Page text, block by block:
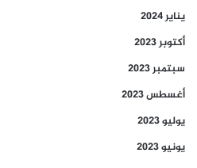
يناير 2024
أكتوبر 2023
سبتمبر 2023
أغسطس 2023
يوليو 2023
يونيو 2023